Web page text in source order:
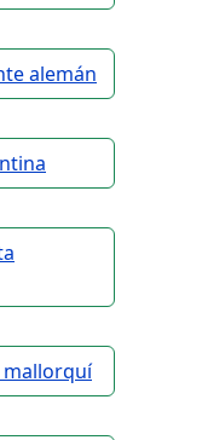
alemán
mallorquí